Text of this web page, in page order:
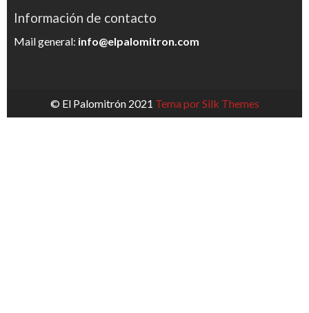
Información de contacto
Mail general: info@elpalomitron.com
© El Palomitrón 2021 Tema por Silk Themes